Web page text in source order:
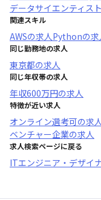
データサイエンティスト
関連スキル
AWSの求人Pythonの求
同じ勤務地の求人
東京都の求人
同じ年収帯の求人
年収600万円の求人
特徴が近い求人
オンライン選考可の求
ベンチャー企業の求人
求人検索ページに戻る
ITエンジニア・デザイ